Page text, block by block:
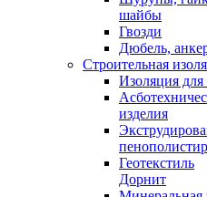
шайбы
Гвозди
Дюбель,
Строительная
Изоляция для
изделия
Геотекстиль
Дорнит